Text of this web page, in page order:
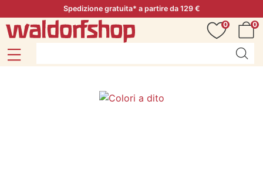
Spedizione gratuita* a partire da 129 €
0
0